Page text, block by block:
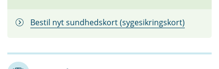
Bestil nyt sundhedskort (sygesikringskort)